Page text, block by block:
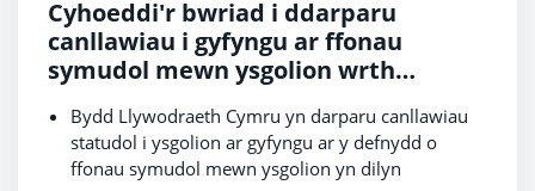
Cyhoeddi'r bwriad i ddarparu
canllawiau i gyfyngu ar ffonau
symudol mewn ysgolion wrth
Bydd Llywodraeth Cymru yn darparu canllawiau
statudol i ysgolion ar gyfyngu ar y defnydd o
ffonau symudol mewn ysgolion yn dilyn